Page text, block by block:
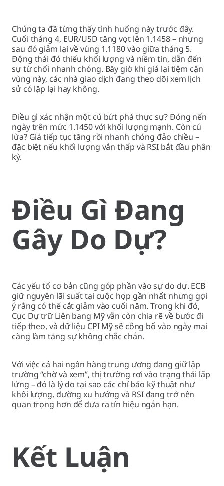
Chúng ta đã từng thấy tình huống này trước đây.
Cuối tháng 4, EUR/USD tăng vọt lên 1.1458 – nhưng
sau đó giảm lại về vùng 1.1180 vào giữa tháng 5.
Động thái đó thiếu khối lượng và niềm tin, dẫn đến
sự từ chối nhanh chóng. Bây giờ khi giá lại tiệm cận
vùng này, các nhà giao dịch đang theo dõi xem lịch
sử có lặp lại hay không.
Điều gì xác nhận một cú bứt phá thực sự? Đóng nến
ngày trên mức 1.1450 với khối lượng mạnh. Còn cú
lừa? Giá tiếp tục tăng rồi nhanh chóng đảo chiều –
đặc biệt nếu khối lượng vẫn thấp và RSI bắt đầu phân
kỳ.
Điều Gì Đang
Gây Do Dự?
Các yếu tố cơ bản cũng góp phần vào sự do dự. ECB
giữ nguyên lãi suất tại cuộc họp gần nhất nhưng gợi
ý rằng có thể cắt giảm vào cuối năm. Trong khi đó,
Cục Dự trữ Liên bang Mỹ vẫn còn chia rẽ về bước đi
tiếp theo, và dữ liệu CPI Mỹ sẽ công bố vào ngày mai
càng làm tăng sự không chắc chắn.
Với việc cả hai ngân hàng trung ương đang giữ lập
trường “chờ và xem”, thị trường rơi vào trạng thái lấp
lửng – đó là lý do tại sao các chỉ báo kỹ thuật như
khối lượng, đường xu hướng và RSI đang trở nên
quan trọng hơn để đưa ra tín hiệu ngắn hạn.
Kết Luận